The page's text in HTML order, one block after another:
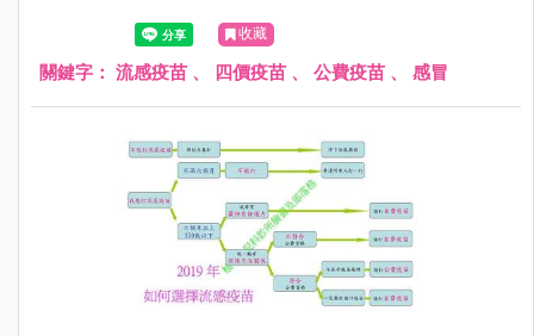
收藏
關鍵字： 流感疫苗 、 四價疫苗 、 公費疫苗 、 感冒